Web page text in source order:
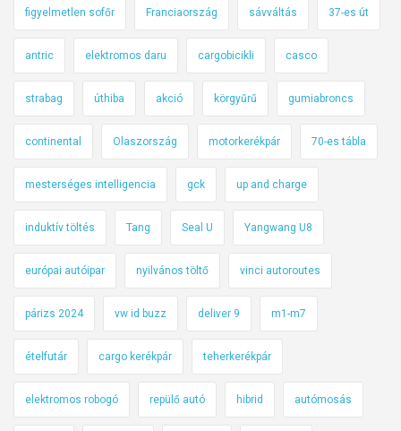
figyelmetlen sofőr Franciaország sávváltás 37-es út
antric elektromos daru cargobicikli casco
strabag úthiba akció körgyűrű gumiabroncs
continental Olaszország motorkerékpár 70-es tábla
mesterséges intelligencia gck up and charge
induktív töltés Tang Seal U Yangwang U8
európai autóipar nyilvános töltő vinci autoroutes
párizs 2024 vw id buzz deliver 9 m1-m7
ételfutár cargo kerékpár teherkerékpár
elektromos robogó repülő autó hibrid autómosás